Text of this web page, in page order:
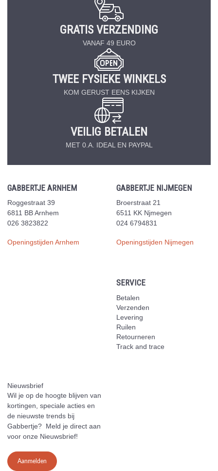
GRATIS VERZENDING
VANAF 49 EURO
TWEE FYSIEKE WINKELS
KOM GERUST EENS KIJKEN
VEILIG BETALEN
MET 0.A. IDEAL EN PAYPAL
GABBERTJE ARNHEM
Roggestraat 39
6811 BB Arnhem
026 3823822
Openingstijden Arnhem
GABBERTJE NIJMEGEN
Broerstraat 21
6511 KK Njmegen
024 6794831
Openingstijden Nijmegen
SERVICE
Betalen
Verzenden
Levering
Ruilen
Retourneren
Track and trace
Nieuwsbrief
Wil je op de hoogte blijven van
kortingen, speciale acties en
de nieuwste trends bij
Gabbertje? Meld je direct aan
voor onze Nieuwsbrief!
Aanmelden